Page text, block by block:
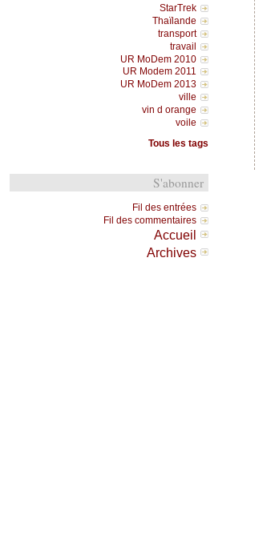
StarTrek
Thaïlande
transport
travail
UR MoDem 2010
UR Modem 2011
UR MoDem 2013
ville
vin d orange
voile
Tous les tags
S'abonner
Fil des entrées
Fil des commentaires
Accueil
Archives